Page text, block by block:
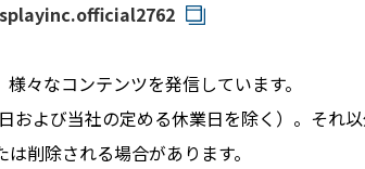
々なコンテンツを発信しています。
よび当社の定める休業日を除く）。それ
削除される場合があります。